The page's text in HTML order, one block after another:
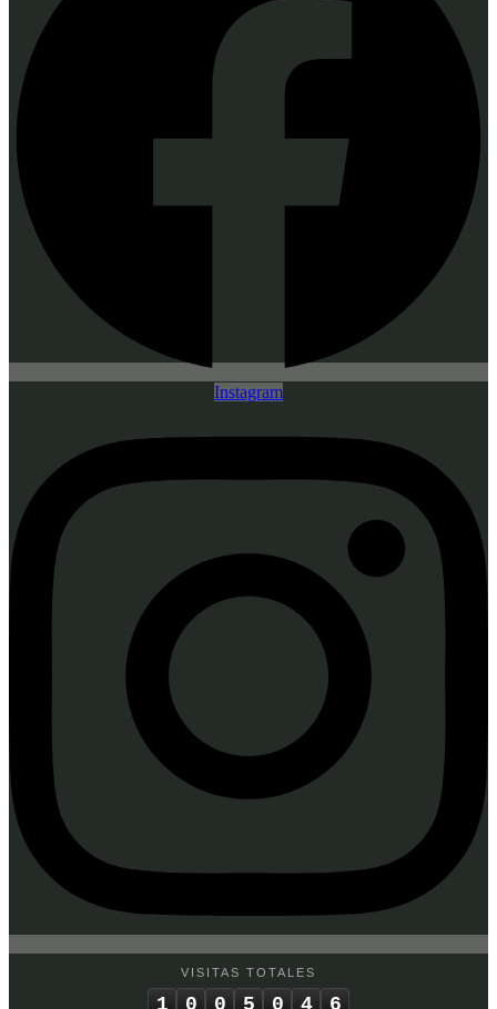
Instagram
VISITAS TOTALES
1 0 0 5 0 4 6